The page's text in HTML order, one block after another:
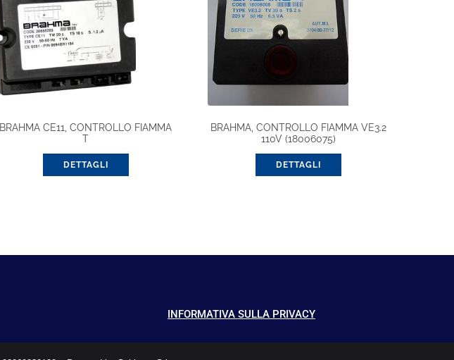
BRAHMA CE11, CONTROLLO FIAMMA
T
DETTAGLI
BRAHMA, CONTROLLO FIAMMA VE3.2
110V (18006075)
DETTAGLI
INFORMATIVA SULLA PRIVACY